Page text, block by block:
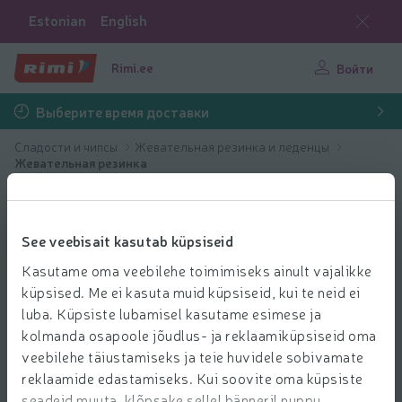
See veebisait kasutab küpsiseid
Kasutame oma veebilehe toimimiseks ainult vajalikke
küpsised. Me ei kasuta muid küpsiseid, kui te neid ei
luba. Küpsiste lubamisel kasutame esimese ja
kolmanda osapoole jõudlus- ja reklaamiküpsiseid oma
veebilehe täiustamiseks ja teie huvidele sobivamate
reklaamide edastamiseks. Kui soovite oma küpsiste
Estonian English
Rimi.ee Войти
Выберите время доставки
Сладости и чипсы
Жевательная резинка и леденцы
Жевательная резинка